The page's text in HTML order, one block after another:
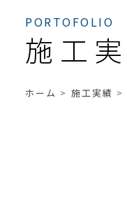
施工
PORTOFOLIO
ホーム > 施工実績 >